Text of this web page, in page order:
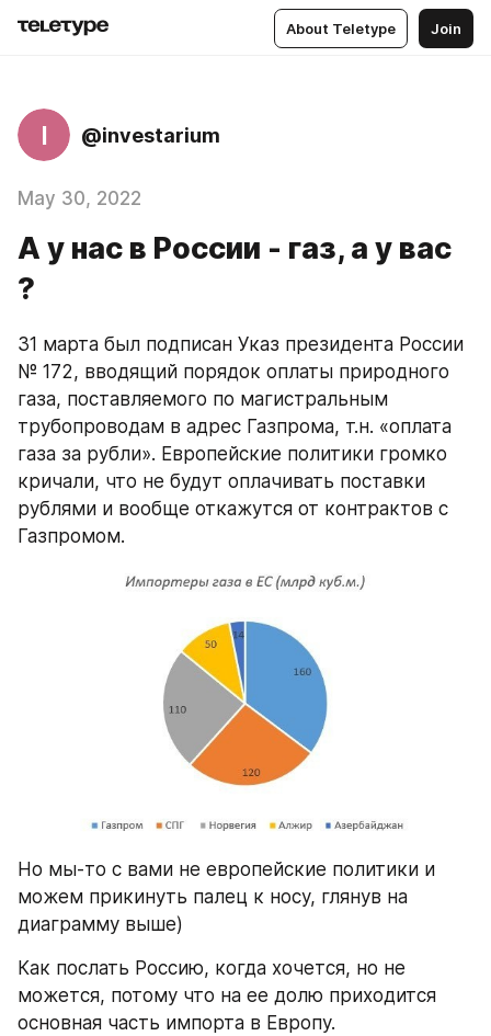
About Teletype Join
I @investarium
May 30, 2022
А у нас в России - газ, а у вас
?
​31 марта был подписан Указ президента России
№ 172, вводящий порядок оплаты природного
газа, поставляемого по магистральным
трубопроводам в адрес Газпрома, т.н. «оплата
газа за рубли». Европейские политики громко
кричали, что не будут оплачивать поставки
рублями и вообще откажутся от контрактов с
Газпромом.
Но мы-то с вами не европейские политики и
можем прикинуть палец к носу, глянув на
диаграмму выше)
Как послать Россию, когда хочется, но не
можется, потому что на ее долю приходится
основная часть импорта в Европу.